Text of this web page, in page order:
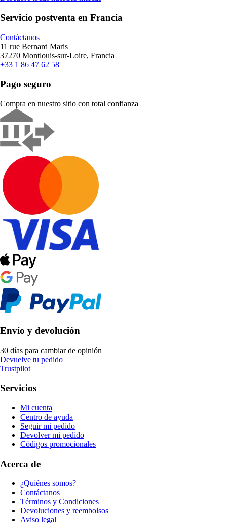
Servicio postventa en Francia
Contáctanos
11 rue Bernard Maris
37270 Montlouis-sur-Loire, Francia
+33 1 86 47 62 58
Pago seguro
Compra en nuestro sitio con total confianza
Envío y devolución
30 días para cambiar de opinión
Devuelve tu pedido
Trustpilot
Servicios
Mi cuenta
Centro de ayuda
Seguir mi pedido
Devolver mi pedido
Códigos promocionales
Acerca de
¿Quiénes somos?
Contáctanos
Términos y Condiciones
Devoluciones y reembolsos
Aviso legal